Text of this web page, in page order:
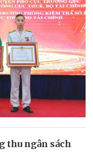
thu ngân sách